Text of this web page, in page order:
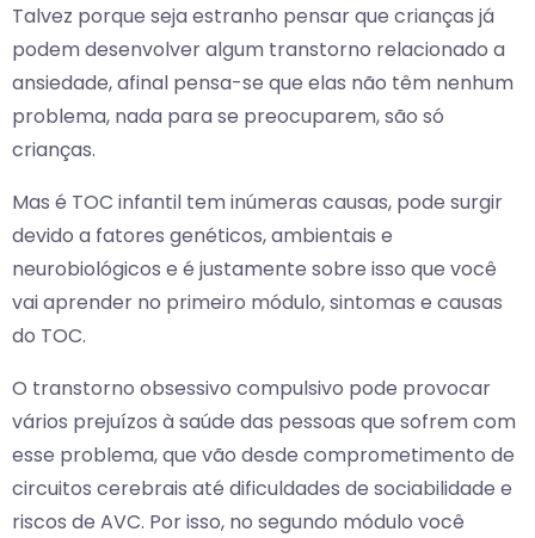
Talvez porque seja estranho pensar que crianças já
podem desenvolver algum transtorno relacionado a
ansiedade, afinal pensa-se que elas não têm nenhum
problema, nada para se preocuparem, são só
crianças.
Mas é TOC infantil tem inúmeras causas, pode surgir
devido a fatores genéticos, ambientais e
neurobiológicos e é justamente sobre isso que você
vai aprender no primeiro módulo, sintomas e causas
do TOC.
O transtorno obsessivo compulsivo pode provocar
vários prejuízos à saúde das pessoas que sofrem com
esse problema, que vão desde comprometimento de
circuitos cerebrais até dificuldades de sociabilidade e
riscos de AVC. Por isso, no segundo módulo você